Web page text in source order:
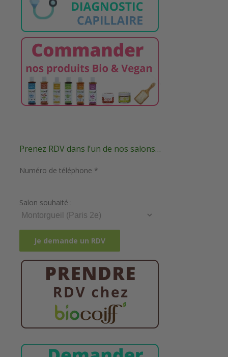
Prenez RDV dans l’un de nos salons…
Numéro de téléphone *
Salon souhaité :